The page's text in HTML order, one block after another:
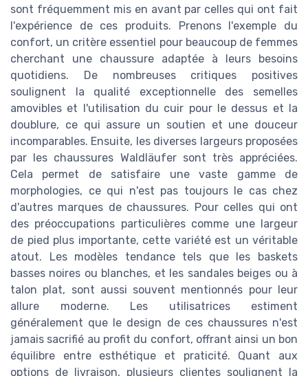
sont fréquemment mis en avant par celles qui ont fait
l'expérience de ces produits. Prenons l'exemple du
confort, un critère essentiel pour beaucoup de femmes
cherchant une chaussure adaptée à leurs besoins
quotidiens. De nombreuses critiques positives
soulignent la qualité exceptionnelle des semelles
amovibles et l'utilisation du cuir pour le dessus et la
doublure, ce qui assure un soutien et une douceur
incomparables. Ensuite, les diverses largeurs proposées
par les chaussures Waldläufer sont très appréciées.
Cela permet de satisfaire une vaste gamme de
morphologies, ce qui n'est pas toujours le cas chez
d'autres marques de chaussures. Pour celles qui ont
des préoccupations particulières comme une largeur
de pied plus importante, cette variété est un véritable
atout. Les modèles tendance tels que les baskets
basses noires ou blanches, et les sandales beiges ou à
talon plat, sont aussi souvent mentionnés pour leur
allure moderne. Les utilisatrices estiment
généralement que le design de ces chaussures n'est
jamais sacrifié au profit du confort, offrant ainsi un bon
équilibre entre esthétique et praticité. Quant aux
options de livraison, plusieurs clientes soulignent la